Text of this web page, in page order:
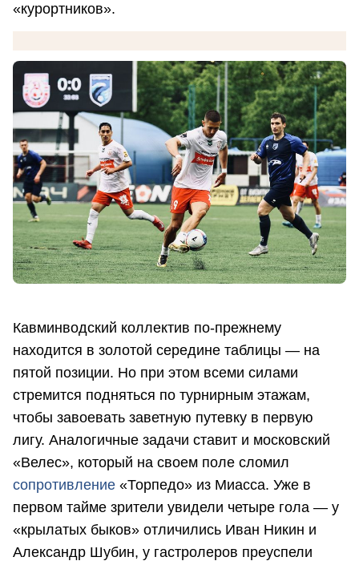
«курортников».
Кавминводский коллектив по-прежнему
находится в золотой середине таблицы — на
пятой позиции. Но при этом всеми силами
стремится подняться по турнирным этажам,
чтобы завоевать заветную путевку в первую
лигу. Аналогичные задачи ставит и московский
«Велес», который на своем поле сломил
сопротивление «Торпедо» из Миасса. Уже в
первом тайме зрители увидели четыре гола — у
«крылатых быков» отличились Иван Никин и
Александр Шубин, у гастролеров преуспели